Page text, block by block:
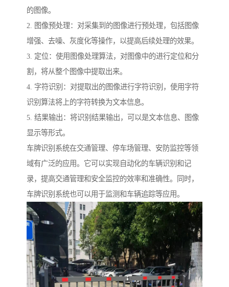
的图像。
2. 图像预处理：对采集到的图像进行预处理，包括图像
增强、去噪、灰度化等操作，以提高后续处理的效果。
3. 定位：使用图像处理算法，对图像中的进行定位和分
割，将从整个图像中提取出来。
4. 字符识别：对提取出的图像进行字符识别，使用字符
识别算法将上的字符转换为文本信息。
5. 结果输出：将识别结果输出，可以是文本信息、图像
显示等形式。
车牌识别系统在交通管理、停车场管理、安防监控等领
域有广泛的应用。它可以实现自动化的车辆识别和记
录，提高交通管理和安全监控的效率和准确性。同时，
车牌识别系统也可以用于监测和车辆追踪等应用。